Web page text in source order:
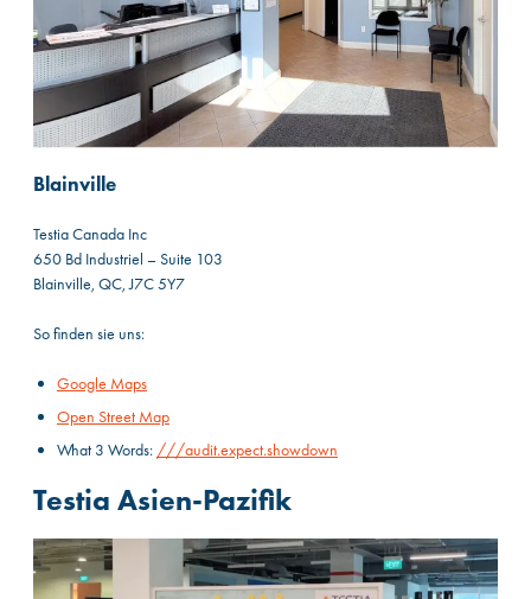
Blainville
Testia Canada Inc
650 Bd Industriel – Suite 103
Blainville, QC, J7C 5Y7
So finden sie uns:
Google Maps
Open Street Map
What 3 Words: ///audit.expect.showdown
Testia Asien-Pazifik